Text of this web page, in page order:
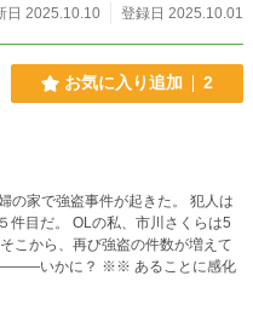
日 2025.10.10
登録日 2025.10.01
お気に入り追加 2
の家で強盗事件が起きた。 犯人は
川さくらは5
から、再び強盗の件数が増えて
あることに感化